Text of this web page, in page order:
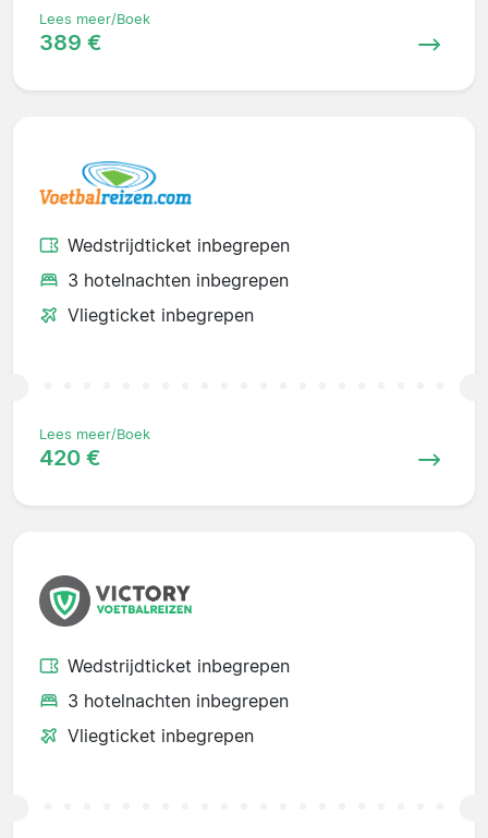
Lees meer/Boek
389 €
Wedstrijdticket inbegrepen
3 hotelnachten inbegrepen
Vliegticket inbegrepen
Lees meer/Boek
420 €
Wedstrijdticket inbegrepen
3 hotelnachten inbegrepen
Vliegticket inbegrepen